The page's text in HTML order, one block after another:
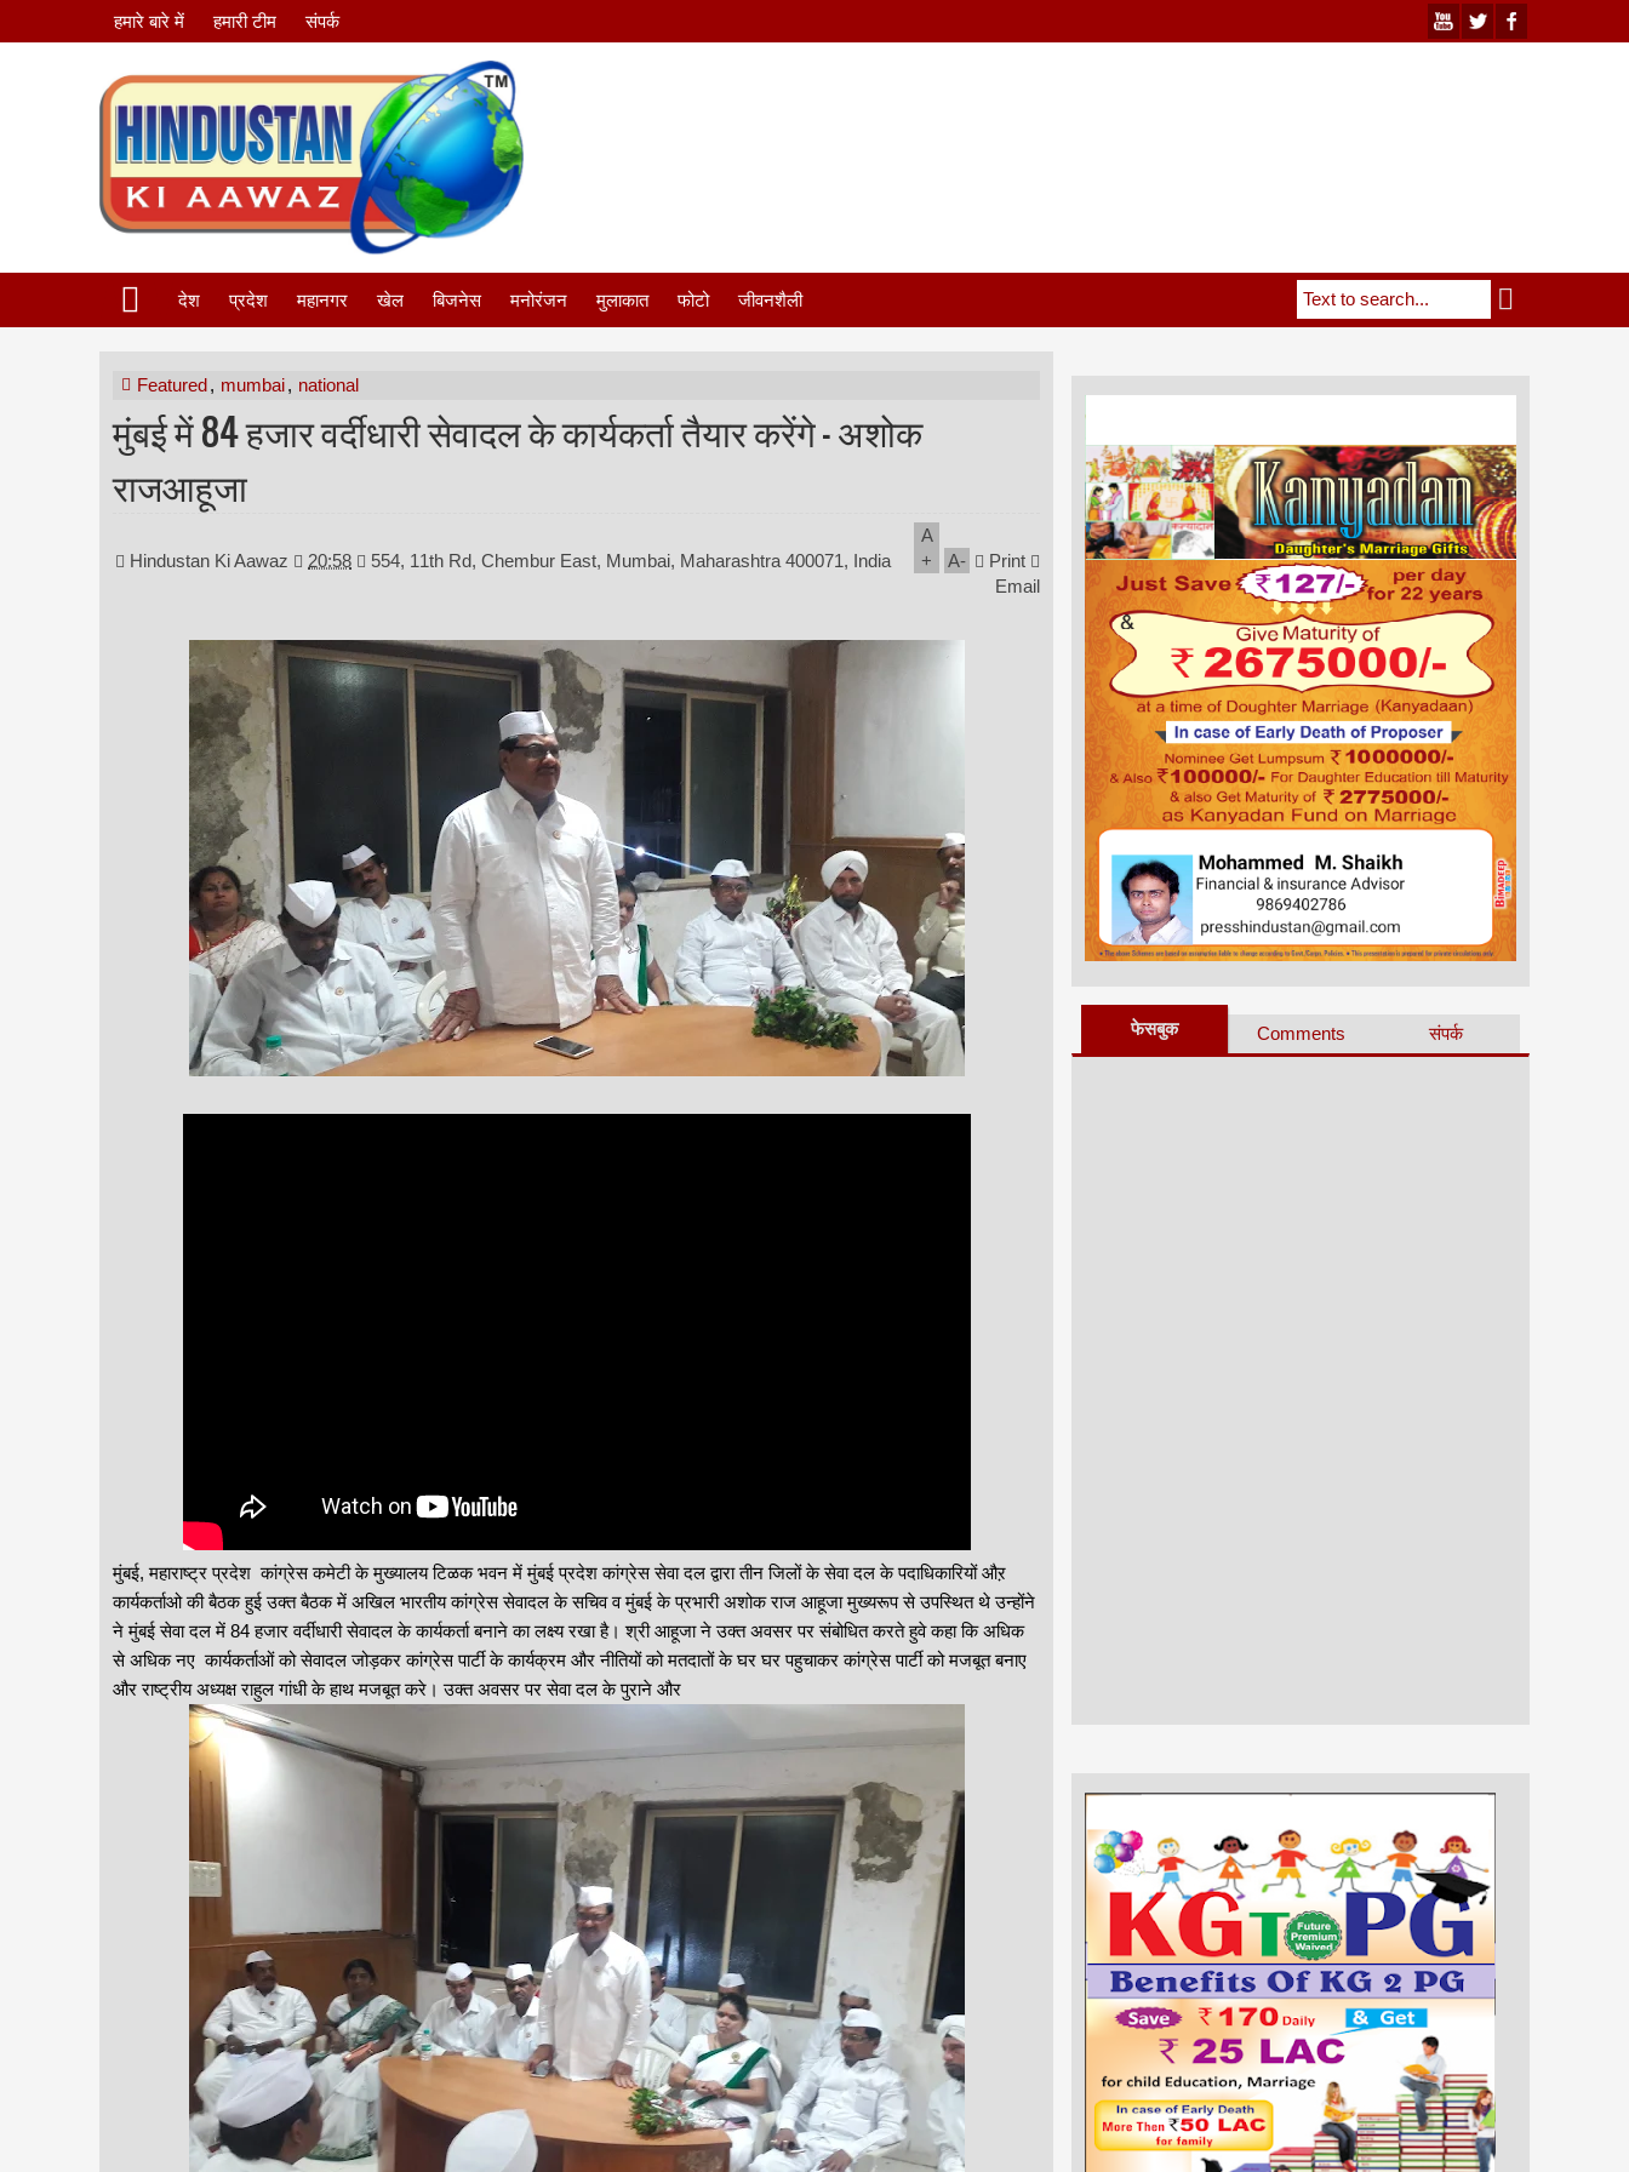
हमारे बारे में हमारी टीम संपर्क
देश प्रदेश महानगर खेल बिजनेस मनोरंजन मुलाकात फोटो जीवनशैली
Featured, mumbai, national
मुंबई में 84 हजार वर्दीधारी सेवादल के कार्यकर्ता तैयार करेंगे - अशोक
राजआहूजा
Hindustan Ki Aawaz 20:58 554, 11th Rd, Chembur East, Mumbai, Maharashtra 400071, India
A
+
A-
Print
Email
मुंबई, महाराष्ट्र प्रदेश कांग्रेस कमेटी के मुख्यालय टिळक भवन में मुंबई प्रदेश कांग्रेस सेवा दल द्वारा तीन जिलों के सेवा दल के पदाधिकारियों औऱ
कार्यकर्ताओ की बैठक हुई उक्त बैठक में अखिल भारतीय कांग्रेस सेवादल के सचिव व मुंबई के प्रभारी अशोक राज आहूजा मुख्यरूप से उपस्थित थे उन्होंने
ने मुंबई सेवा दल में 84 हजार वर्दीधारी सेवादल के कार्यकर्ता बनाने का लक्ष्य रखा है। श्री आहूजा ने उक्त अवसर पर संबोधित करते हुवे कहा कि अधिक
से अधिक नए कार्यकर्ताओं को सेवादल जोड़कर कांग्रेस पार्टी के कार्यक्रम और नीतियों को मतदातों के घर घर पहुचाकर कांग्रेस पार्टी को मजबूत बनाए
और राष्ट्रीय अध्यक्ष राहुल गांधी के हाथ मजबूत करे। उक्त अवसर पर सेवा दल के पुराने और
फेसबुक Comments संपर्क